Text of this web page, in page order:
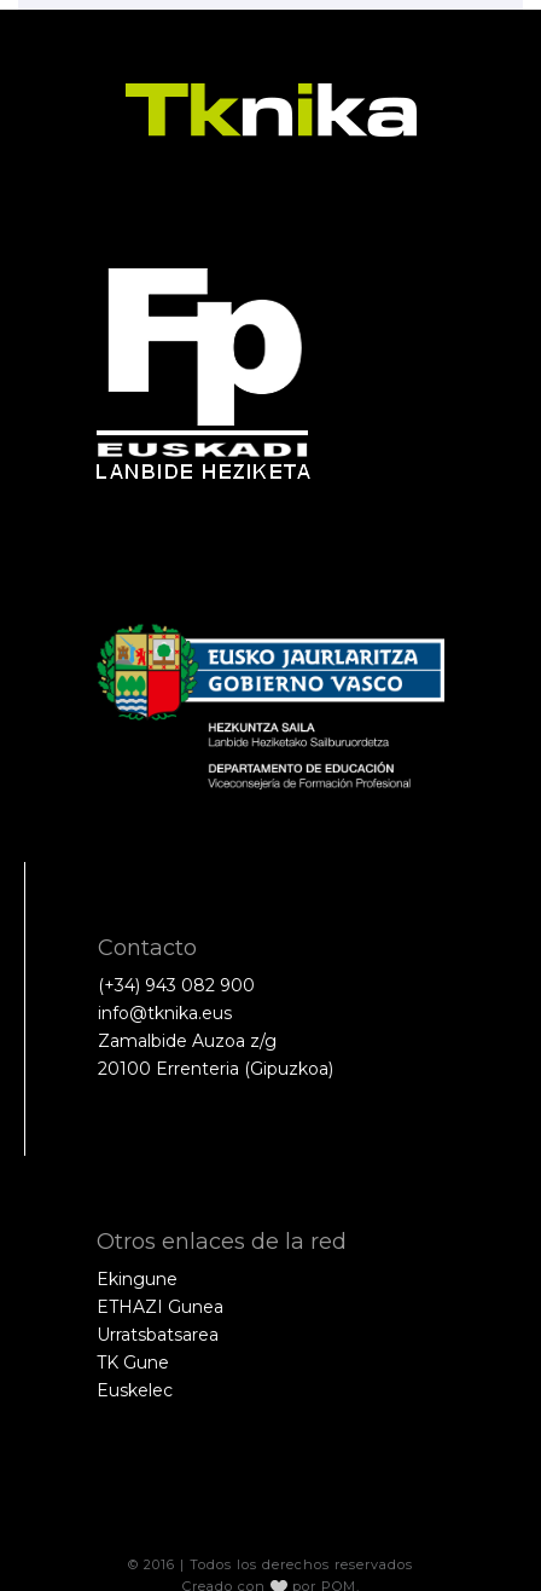
Contacto
(+34) 943 082 900
info@tknika.eus
Zamalbide Auzoa z/g
20100 Errenteria (Gipuzkoa)
Otros enlaces de la red
Ekingune
ETHAZI Gunea
Urratsbatsarea
TK Gune
Euskelec
© 2016 | Todos los derechos reservados
Creado con
por POM .